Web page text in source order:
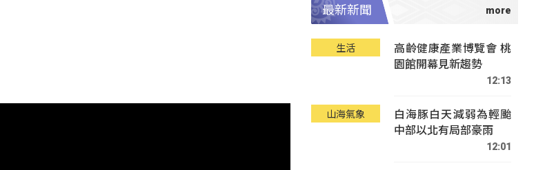
最新新聞
生活
高齡健康產業博覽會 桃
園館開幕見新趨勢
12:13
山海氣象
白海豚白天減弱為輕颱
中部以北有局部豪雨
12:01